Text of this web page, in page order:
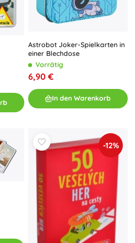
Astrobot Joker-Spielkarten in
einer Blechdose
Vorrätig
6,90 €
In den Warenkorb
-12%